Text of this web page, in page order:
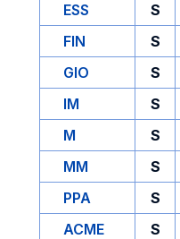
ESS
S
FIN
S
GIO
S
IM
S
M
S
MM
S
PPA
S
ACME
S